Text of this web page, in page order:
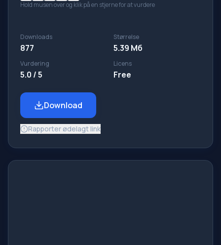
Hold musen over og klik på en stjerne for at vurdere
Downloads
877
Størrelse
5.39 Мб
Vurdering
5.0 / 5
Licens
Free
Download
Rapporter ødelagt link